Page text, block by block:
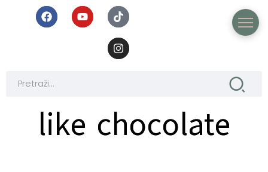
like chocolate
like chocolate